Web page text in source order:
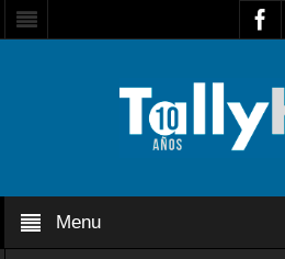
Menu